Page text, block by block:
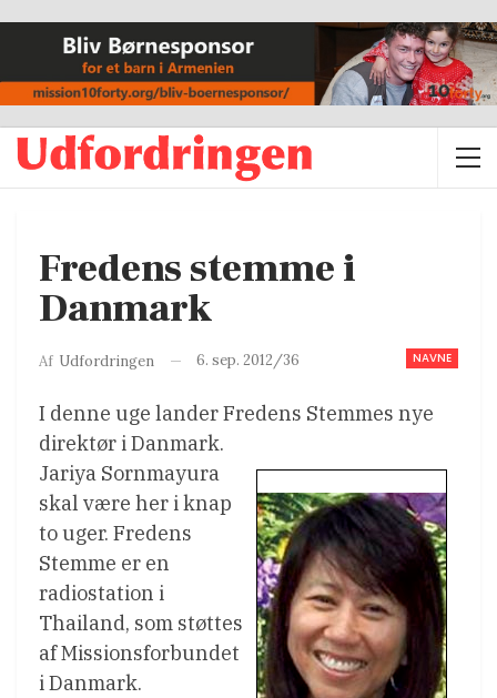
Fredens stemme i
Danmark
NAVNE
Af Udfordringen 6. sep. 2012/36
I denne uge lander Fredens Stemmes nye
direktør i Danmark.
Jariya Sornmayura
skal være her i knap
to uger. Fredens
Stemme er en
radiostation i
Thailand, som støttes
af Missionsforbundet
i Danmark.